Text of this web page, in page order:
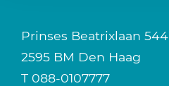
Prinses Beatrixlaan 544
2595 BM Den Haag
T 088-0107777